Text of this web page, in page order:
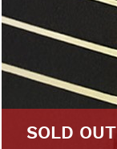
SOLD OUT